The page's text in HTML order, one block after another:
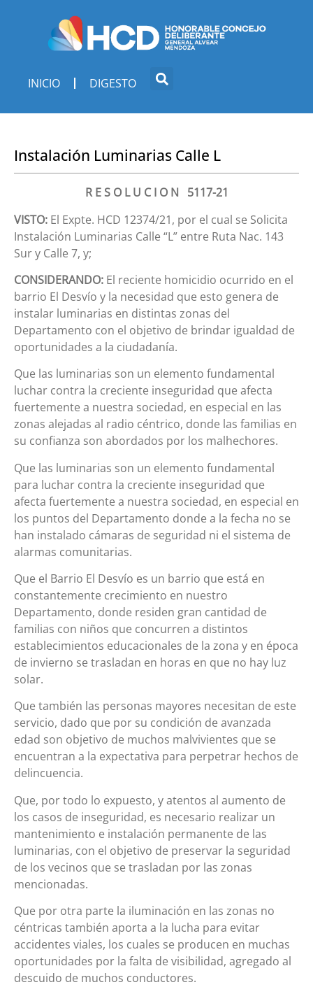
INICIO DIGESTO
Instalación Luminarias Calle L
R E S O L U C I O N 5117-21
VISTO: El Expte. HCD 12374/21, por el cual se Solicita
Instalación Luminarias Calle “L” entre Ruta Nac. 143
Sur y Calle 7, y;
CONSIDERANDO: El reciente homicidio ocurrido en el
barrio El Desvío y la necesidad que esto genera de
instalar luminarias en distintas zonas del
Departamento con el objetivo de brindar igualdad de
oportunidades a la ciudadanía.
Que las luminarias son un elemento fundamental
luchar contra la creciente inseguridad que afecta
fuertemente a nuestra sociedad, en especial en las
zonas alejadas al radio céntrico, donde las familias en
su confianza son abordados por los malhechores.
Que las luminarias son un elemento fundamental
para luchar contra la creciente inseguridad que
afecta fuertemente a nuestra sociedad, en especial en
los puntos del Departamento donde a la fecha no se
han instalado cámaras de seguridad ni el sistema de
alarmas comunitarias.
Que el Barrio El Desvío es un barrio que está en
constantemente crecimiento en nuestro
Departamento, donde residen gran cantidad de
familias con niños que concurren a distintos
establecimientos educacionales de la zona y en época
de invierno se trasladan en horas en que no hay luz
solar.
Que también las personas mayores necesitan de este
servicio, dado que por su condición de avanzada
edad son objetivo de muchos malvivientes que se
encuentran a la expectativa para perpetrar hechos de
delincuencia.
Que, por todo lo expuesto, y atentos al aumento de
los casos de inseguridad, es necesario realizar un
mantenimiento e instalación permanente de las
luminarias, con el objetivo de preservar la seguridad
de los vecinos que se trasladan por las zonas
mencionadas.
Que por otra parte la iluminación en las zonas no
céntricas también aporta a la lucha para evitar
accidentes viales, los cuales se producen en muchas
oportunidades por la falta de visibilidad, agregado al
descuido de muchos conductores.